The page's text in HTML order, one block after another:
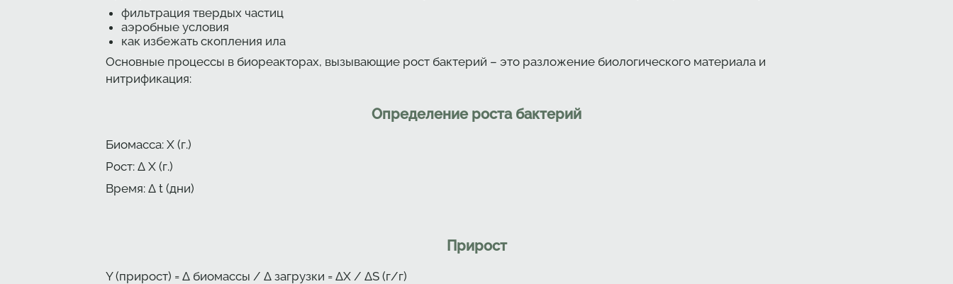
фильтрация твердых частиц
аэробные условия
как избежать скопления ила
Основные процессы в биореакторах, вызывающие рост бактерий – это разложение биологического материала и
нитрификация:
Определение роста бактерий
Биомасса: Х (г.)
Рост: Δ Х (г.)
Время: Δ t (дни)
Прирост
Y (прирост) = Δ биомассы / Δ загрузки = ΔХ / ΔS (г/г)